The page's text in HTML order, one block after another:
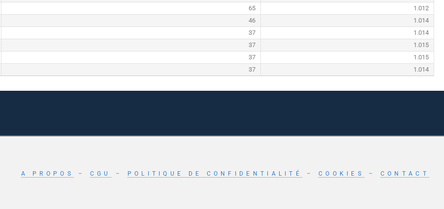
65
1.012
46
1.014
37
1.014
37
1.015
37
1.015
37 1.014
A PROPOS – CGU – POLITIQUE DE CONFIDENTIALITÉ – COOKIES – CONTACT